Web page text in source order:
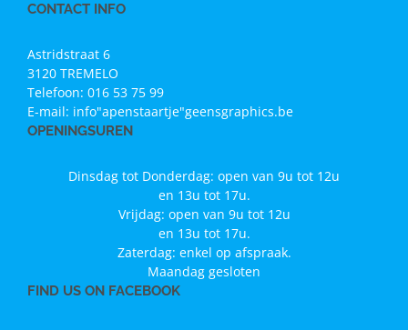
CONTACT INFO
Astridstraat 6
3120 TREMELO
Telefoon: 016 53 75 99
E-mail: info"apenstaartje"geensgraphics.be
OPENINGSUREN
Dinsdag tot Donderdag: open van 9u tot 12u
en 13u tot 17u.
Vrijdag: open van 9u tot 12u
en 13u tot 17u.
Zaterdag: enkel op afspraak.
Maandag gesloten
FIND US ON FACEBOOK